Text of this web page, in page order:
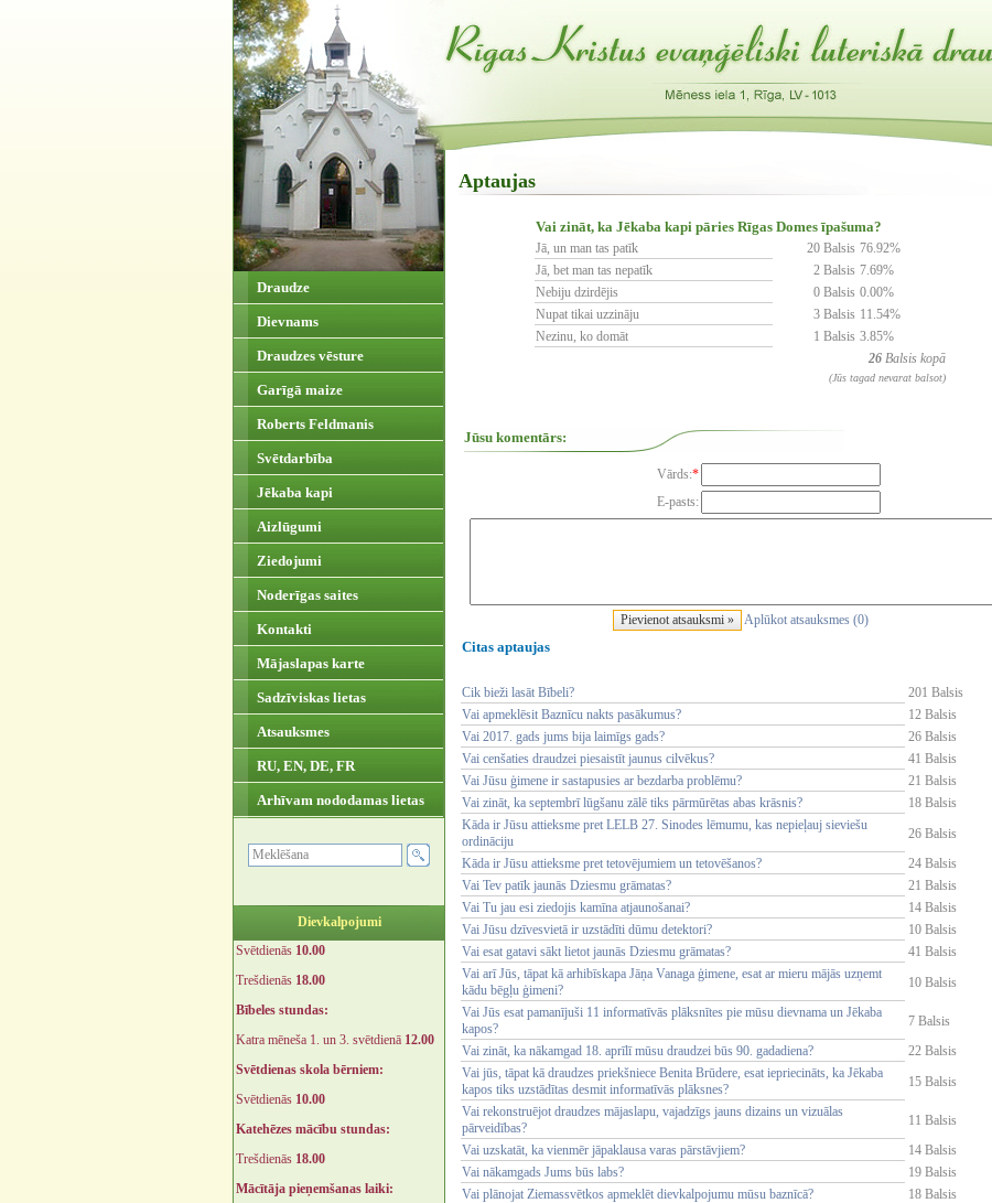
Draudze
Dievnams
Draudzes vēsture
Garīgā maize
Roberts Feldmanis
Svētdarbība
Jēkaba kapi
Aizlūgumi
Ziedojumi
Noderīgas saites
Kontakti
Mājaslapas karte
Sadzīviskas lietas
Atsauksmes
RU, EN, DE, FR
Arhīvam nododamas lietas
Dievkalpojumi
Svētdienās 10.00
Trešdienās 18.00
Bībeles stundas:
Katra mēneša 1. un 3. svētdienā 12.00
Svētdienas skola bērniem:
Svētdienās 10.00
Katehēzes mācību stundas:
Trešdienās 18.00
Mācītāja pieņemšanas laiki:
Aptaujas
Vai zināt, ka Jēkaba kapi pāries Rīgas Domes īpašuma?
Jā, un man tas patīk 20 Balsis 76.92%
Jā, bet man tas nepatīk
2 Balsis 7.69%
Nebiju dzirdējis
0 Balsis 0.00%
Nupat tikai uzzināju
3 Balsis 11.54%
Nezinu, ko domāt
1 Balsis 3.85%
26 Balsis kopā
(Jūs tagad nevarat balsot)
Jūsu komentārs:
Vārds:*
E-pasts:
Aplūkot atsauksmes (0)
Citas aptaujas
Cik bieži lasāt Bībeli?
201 Balsis
Vai apmeklēsit Baznīcu nakts pasākumus?
12 Balsis
Vai 2017. gads jums bija laimīgs gads?
26 Balsis
Vai cenšaties draudzei piesaistīt jaunus cilvēkus?
41 Balsis
Vai Jūsu ģimene ir sastapusies ar bezdarba problēmu?
21 Balsis
Vai zināt, ka septembrī lūgšanu zālē tiks pārmūrētas abas krāsnis?
18 Balsis
Kāda ir Jūsu attieksme pret LELB 27. Sinodes lēmumu, kas nepieļauj sieviešu
ordināciju
26 Balsis
Kāda ir Jūsu attieksme pret tetovējumiem un tetovēšanos?
24 Balsis
Vai Tev patīk jaunās Dziesmu grāmatas?
21 Balsis
Vai Tu jau esi ziedojis kamīna atjaunošanai?
14 Balsis
Vai Jūsu dzīvesvietā ir uzstādīti dūmu detektori?
10 Balsis
Vai esat gatavi sākt lietot jaunās Dziesmu grāmatas?
41 Balsis
Vai arī Jūs, tāpat kā arhibīskapa Jāņa Vanaga ģimene, esat ar mieru mājās uzņemt
kādu bēgļu ģimeni?
10 Balsis
Vai Jūs esat pamanījuši 11 informatīvās plāksnītes pie mūsu dievnama un Jēkaba
kapos?
7 Balsis
Vai zināt, ka nākamgad 18. aprīlī mūsu draudzei būs 90. gadadiena?
22 Balsis
Vai jūs, tāpat kā draudzes priekšniece Benita Brūdere, esat iepriecināts, ka Jēkaba
kapos tiks uzstādītas desmit informatīvās plāksnes?
15 Balsis
Vai rekonstruējot draudzes mājaslapu, vajadzīgs jauns dizains un vizuālas
pārveidības?
11 Balsis
Vai uzskatāt, ka vienmēr jāpaklausa varas pārstāvjiem?
14 Balsis
Vai nākamgads Jums būs labs?
19 Balsis
Vai plānojat Ziemassvētkos apmeklēt dievkalpojumu mūsu baznīcā?
18 Balsis